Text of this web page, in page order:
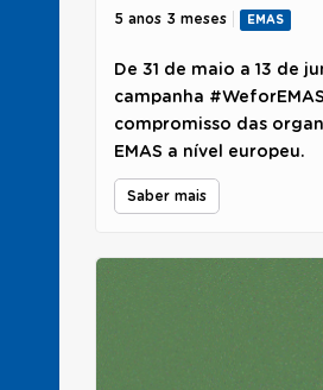
5 anos 3 meses EMAS
De 31 de maio a 13 de
campanha
compromisso das
EMAS a nível europeu.
Saber mais